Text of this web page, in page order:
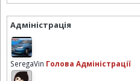
Адміністрація
SeregaVin Голова Адміністрації